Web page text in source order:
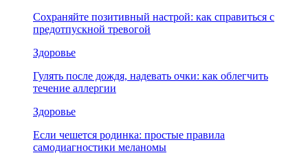
Сохраняйте позитивный настрой: как справиться с
предотпускной тревогой
Здоровье
Гулять после дождя, надевать очки: как облегчить
течение аллергии
Здоровье
Если чешется родинка: простые правила
самодиагностики меланомы